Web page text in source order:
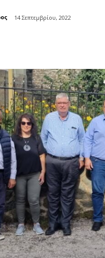
14 Σεπτεμβρίου, 2022